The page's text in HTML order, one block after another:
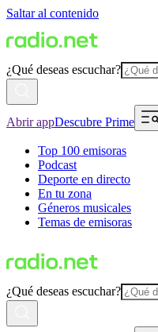
Saltar al contenido
¿Qué deseas escuchar?
Abrir appDescubre Prime
Top 100 emisoras
Podcast
Deporte en directo
En tu zona
Géneros musicales
Temas de emisoras
¿Qué deseas escuchar?